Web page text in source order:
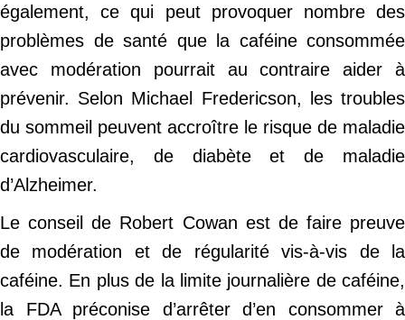
également, ce qui peut provoquer nombre des
problèmes de santé que la caféine consommée
avec modération pourrait au contraire aider à
prévenir. Selon Michael Fredericson, les troubles
du sommeil peuvent accroître le risque de maladie
cardiovasculaire, de diabète et de maladie
d’Alzheimer.
Le conseil de Robert Cowan est de faire preuve
de modération et de régularité vis-à-vis de la
caféine. En plus de la limite journalière de caféine,
la FDA préconise d’arrêter d’en consommer à